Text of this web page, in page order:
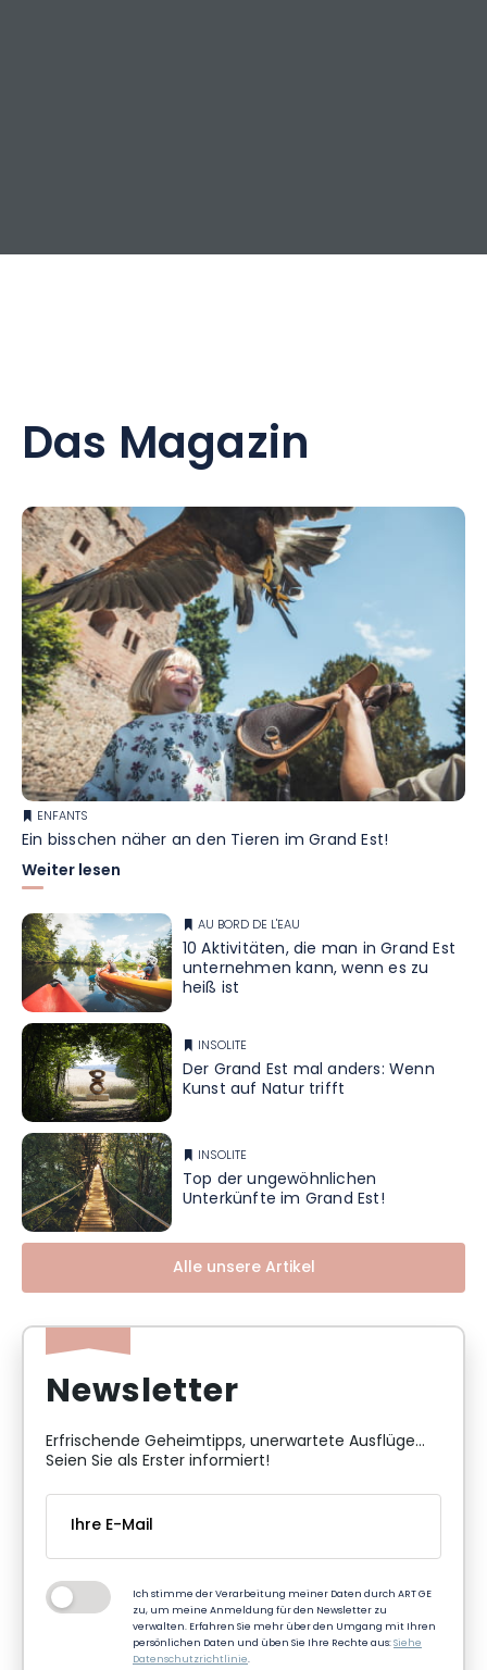
Das Magazin
ENFANTS
Ein bisschen näher an den Tieren im Grand Est!
Weiter lesen
AU BORD DE L'EAU
10 Aktivitäten, die man in Grand Est
unternehmen kann, wenn es zu
heiß ist
INSOLITE
Der Grand Est mal anders: Wenn
Kunst auf Natur trifft
INSOLITE
Top der ungewöhnlichen
Unterkünfte im Grand Est!
Alle unsere Artikel
Newsletter
Erfrischende Geheimtipps, unerwartete Ausflüge...
Seien Sie als Erster informiert!
Ich stimme der Verarbeitung meiner Daten durch ART GE
zu, um meine Anmeldung für den Newsletter zu
verwalten. Erfahren Sie mehr über den Umgang mit Ihren
persönlichen Daten und üben Sie Ihre Rechte aus:Siehe
Datenschutzrichtlinie.